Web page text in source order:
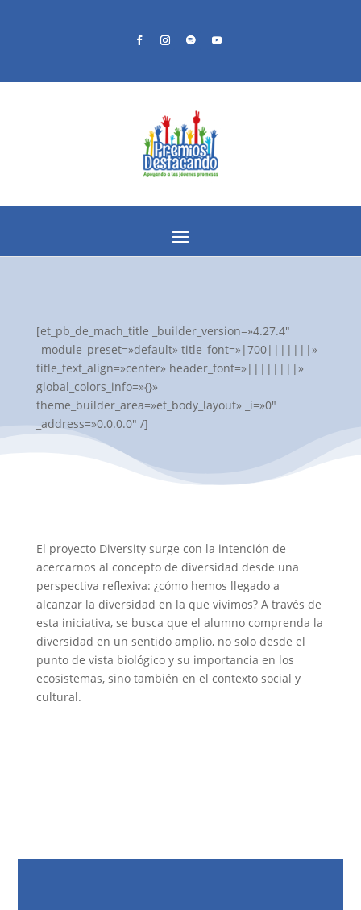
[et_pb_de_mach_title _builder_version=»4.27.4″
_module_preset=»default» title_font=»|700|||||||»
title_text_align=»center» header_font=»||||||||»
global_colors_info=»{}»
theme_builder_area=»et_body_layout» _i=»0″
_address=»0.0.0.0″ /]
El proyecto Diversity surge con la intención de
acercarnos al concepto de diversidad desde una
perspectiva reflexiva: ¿cómo hemos llegado a
alcanzar la diversidad en la que vivimos? A través de
esta iniciativa, se busca que el alumno comprenda la
diversidad en un sentido amplio, no solo desde el
punto de vista biológico y su importancia en los
ecosistemas, sino también en el contexto social y
cultural.